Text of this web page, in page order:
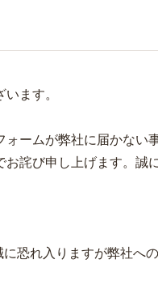
ます。
ームが弊社に届かない
詫び申し上げます。誠
恐れ入りますが弊社へ